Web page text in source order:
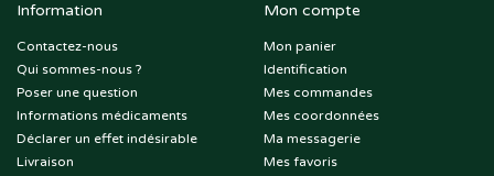
Information
Contactez-nous
Qui sommes-nous ?
Poser une question
Informations médicaments
Déclarer un effet indésirable
Livraison
Mon compte
Mon panier
Identification
Mes commandes
Mes coordonnées
Ma messagerie
Mes favoris